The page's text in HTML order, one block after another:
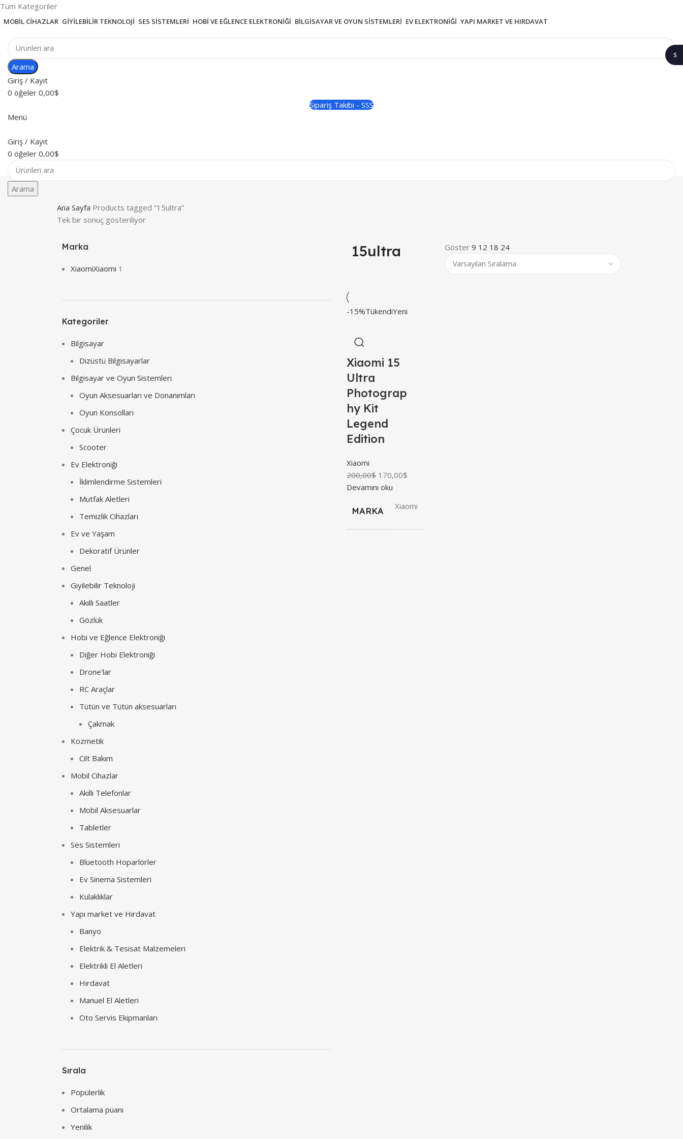
Tüm Kategoriler
MOBIL CIHAZLAR GIYILEBILIR TEKNOLOJI SES SISTEMLERI HOBI VE EĞLENCE ELEKTRONIĞI BILGISAYAR VE OYUN SISTEMLERI EV ELEKTRONIĞI YAPI MARKET VE HIRDAVAT
Arama
Giriş / Kayıt
0 öğeler 0,00$
Sipariş Takibi - SSS
Menü
Giriş / Kayıt
0 öğeler 0,00$
Arama
Ana Sayfa Products tagged “15ultra”
Tek bir sonuç gösteriliyor
Marka
XiaomiXiaomi 1
Kategoriler
Bilgisayar
Dizüstü Bilgisayarlar
Bilgisayar ve Oyun Sistemleri
Oyun Aksesuarları ve Donanımları
Oyun Konsolları
Çocuk Ürünleri
Scooter
Ev Elektroniği
İklimlendirme Sistemleri
Mutfak Aletleri
Temizlik Cihazları
Ev ve Yaşam
Dekoratif Ürünler
Genel
Giyilebilir Teknoloji
Akıllı Saatler
Gözlük
Hobi ve Eğlence Elektroniği
Diğer Hobi Elektroniği
Drone'lar
RC Araçlar
Tütün ve Tütün aksesuarları
Çakmak
Kozmetik
Cilt Bakım
Mobil Cihazlar
Akıllı Telefonlar
Mobil Aksesuarlar
Tabletler
Ses Sistemleri
Bluetooth Hoparlörler
Ev Sinema Sistemleri
Kulaklıklar
Yapı market ve Hırdavat
Banyo
Elektrik & Tesisat Malzemeleri
Elektrikli El Aletleri
Hırdavat
Manuel El Aletleri
Oto Servis Ekipmanları
Sırala
Popülerlik
Ortalama puanı
Yenilik
15ultra Göster9 12 18 24
-15%TükendiYeni
Xiaomi 15
Ultra
Photograp
hy Kit
Legend
Edition
Xiaomi
200,00$ 170,00$
Devamını oku
MARKA Xiaomi
$